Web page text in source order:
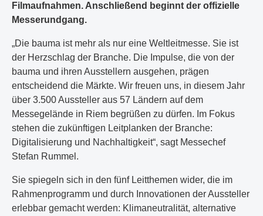
Filmaufnahmen. Anschließend beginnt der offizielle
Messerundgang.
„Die bauma ist mehr als nur eine Weltleitmesse. Sie ist
der Herzschlag der Branche. Die Impulse, die von der
bauma und ihren Ausstellern ausgehen, prägen
entscheidend die Märkte. Wir freuen uns, in diesem Jahr
über 3.500 Aussteller aus 57 Ländern auf dem
Messegelände in Riem begrüßen zu dürfen. Im Fokus
stehen die zukünftigen Leitplanken der Branche:
Digitalisierung und Nachhaltigkeit“, sagt Messechef
Stefan Rummel.
Sie spiegeln sich in den fünf Leitthemen wider, die im
Rahmenprogramm und durch Innovationen der Aussteller
erlebbar gemacht werden: Klimaneutralität, alternative